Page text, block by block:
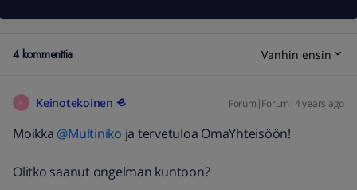
4 kommenttia Vanhin ensin
K Keinotekoinen Forum|Forum|4 years ago
Moikka @Multiniko ja tervetuloa OmaYhteisöön!
Olitko saanut ongelman kuntoon?